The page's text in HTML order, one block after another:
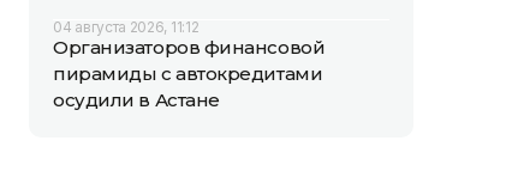
04 августа 2026, 11:12
Организаторов финансовой
пирамиды с автокредитами
осудили в Астане